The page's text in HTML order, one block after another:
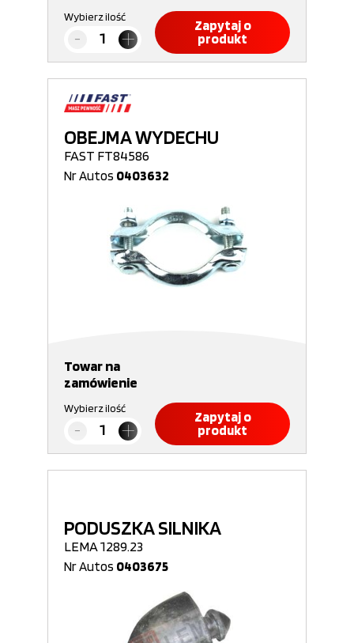
Wybierz ilość
Zapytaj o
produkt
OBEJMA WYDECHU
FAST FT84586
Nr Autos 0403632
Towar na
zamówienie
Wybierz ilość
Zapytaj o
produkt
PODUSZKA SILNIKA
LEMA 1289.23
Nr Autos 0403675